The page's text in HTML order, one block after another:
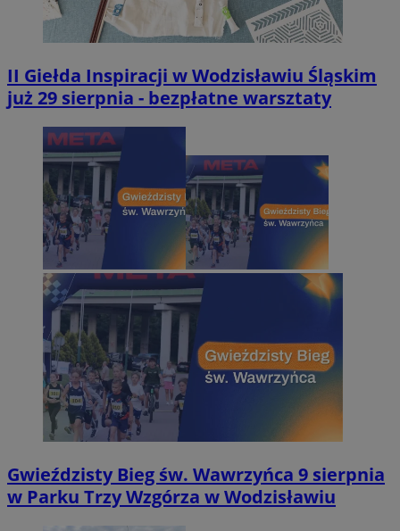
II Giełda Inspiracji w Wodzisławiu Śląskim
już 29 sierpnia - bezpłatne warsztaty
Gwieździsty Bieg św. Wawrzyńca 9 sierpnia
w Parku Trzy Wzgórza w Wodzisławiu